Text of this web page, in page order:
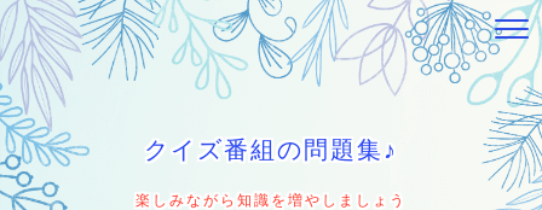
クイズ番組の問題集♪
楽しみながら知識を増やしましょう